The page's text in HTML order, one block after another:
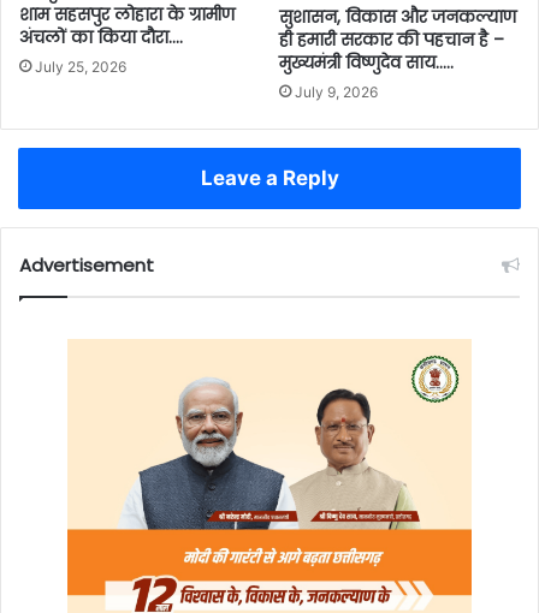
शाम सहसपुर लोहारा के ग्रामीण
अंचलों का किया दौरा….
July 25, 2026
सुशासन, विकास और जनकल्याण
ही हमारी सरकार की पहचान है –
मुख्यमंत्री विष्णुदेव साय…..
July 9, 2026
Leave a Reply
Advertisement